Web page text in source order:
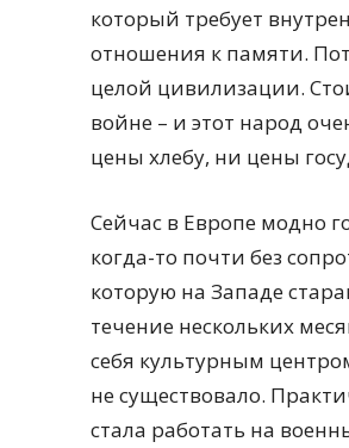
который требует
отношения к памяти.
целой цивилизации.
войне – и этот народ
цены хлебу, ни цены
Сейчас в Европе модно
когда-то почти без
которую на Западе
течение нескольких
себя культурным
не существовало.
стала работать на